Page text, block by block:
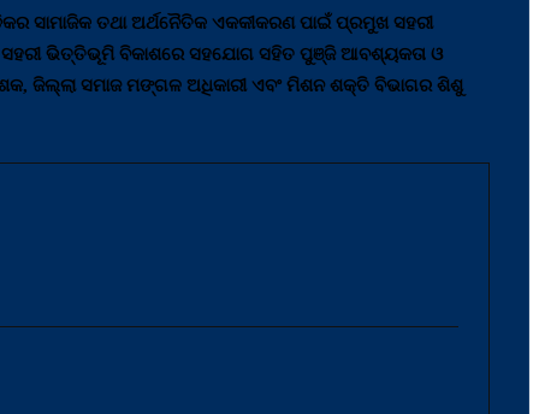
ସାମାଜିକ ତଥା ଅର୍ଥନୈତିକ ଏକକୀକରଣ ପାଇଁ ପ୍ରମୁଖ ସହରୀ
ସହରୀ ଭିତ୍ତିଭୂମି ବିକାଶରେ ସହଯୋଗ ସହିତ ପୁଞ୍ଜି ଆବଶ୍ୟକତା ଓ
ଜିଲ୍ଲା ସମାଜ ମଙ୍ଗଳ ଅଧିକାରୀ ଏବଂ ମିଶନ ଶକ୍ତି ବିଭାଗର ଶିଶୁ